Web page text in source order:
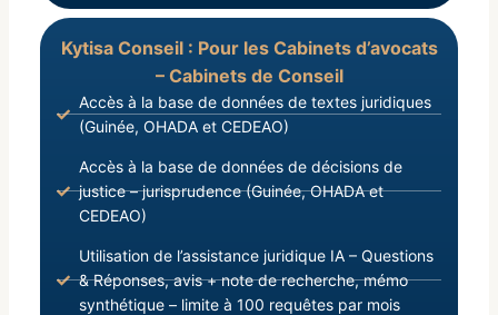
Kytisa Conseil : Pour les Cabinets d’avocats
– Cabinets de Conseil
Accès à la base de données de textes juridiques
(Guinée, OHADA et CEDEAO)
Accès à la base de données de décisions de
justice – jurisprudence (Guinée, OHADA et
CEDEAO)
Utilisation de l’assistance juridique IA – Questions
& Réponses, avis + note de recherche, mémo
synthétique – limite à 100 requêtes par mois